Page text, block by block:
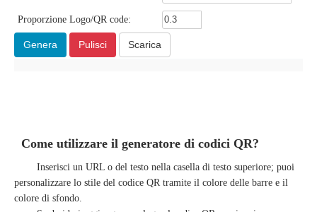
Proporzione Logo/QR code:
Come utilizzare il generatore di codici QR?
Inserisci un URL o del testo nella casella di testo superiore; puoi
personalizzare lo stile del codice QR tramite il colore delle barre e il
colore di sfondo.